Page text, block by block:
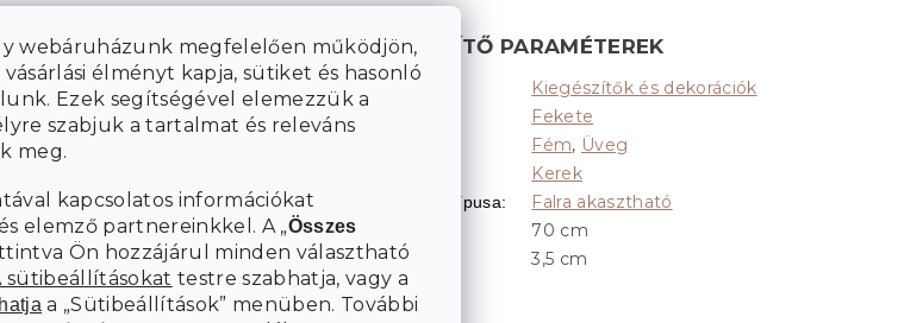
webáruházunk megfelelően működjön,
élményt kapja, sütiket és hasonló
Ezek segítségével elemezzük a
szabjuk a tartalmat és releváns
meg.
kapcsolatos információkat
elemző partnereinkkel. A „Összes
Ön hozzájárul minden választható
sütibeállításokat testre szabhatja, vagy a
a „Sütibeállítások” menüben. További
KIEGÉSZÍTŐ PARAMÉTEREK
Kiegészítők és dekorációk
Fekete
Fém, Üveg
Kerek
Elhelyezés típusa: Falra akasztható
70 cm
Mélység 3,5 cm